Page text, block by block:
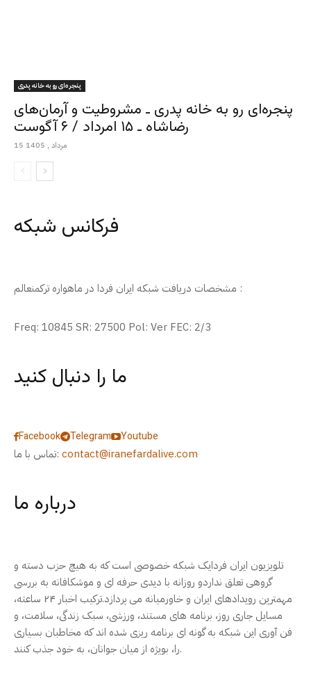
پنجره‌ای رو به خانه پدری
پنجره‌ای رو به خانه پدری ـ مشروطیت و آرمان‌های
رضاشاه ـ ۱۵ امرداد / ۶ آگوست
15 مرداد , 1405
فرکانس شبکه
مشخصات دریافت شبکه ایران فردا در ماهواره ترکمنعالم :
Freq: 10845 SR: 27500 Pol: Ver FEC: 2/3
ما را دنبال کنید
Facebook Telegram
Youtube
تماس با ما: contact@iranefardalive.com
درباره ما
تلویزیون ایران فردایک شبکه خصوصی است که به هیچ حزب دسته و
گروهی تعلق نداردو روزانه با دیدی حرفه ای و موشکافانه به بررسی
مهمترین رویدادهای ایران و خاورمیانه می پردازد.ترکیب اخبار ۲۴ ساعته،
مسایل جاری روز، برنامه های مستند، ورزشی، سبک زندگی، سلامت، و
فن آوری این شبکه به گونه ای برنامه ریزی شده اند که مخاطبان بسیاری
را، بویژه از میان جوانان، به خود جذب کنند.